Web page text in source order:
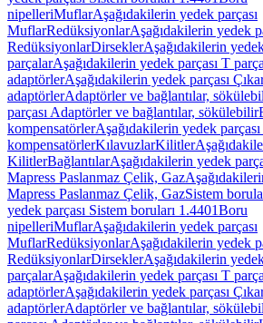
nipelleriMuflarAşağıdakilerin yedek parçası
MuflarRedüksiyonlarAşağıdakilerin yedek
RedüksiyonlarDirseklerAşağıdakilerin
parçalarAşağıdakilerin yedek parçası T
adaptörlerAşağıdakilerin yedek parçası
adaptörlerAdaptörler ve bağlantılar,
parçası Adaptörler ve bağlantılar, sökülebilir
kompensatörlerAşağıdakilerin yedek
kompensatörlerKılavuzlarKilitler
KilitlerBağlantılarAşağıdakilerin yedek
Mapress Paslanmaz Çelik, Gaz
Mapress Paslanmaz Çelik, GazSistem
yedek parçası Sistem boruları 1.4401Boru
nipelleriMuflarAşağıdakilerin yedek parçası
MuflarRedüksiyonlarAşağıdakilerin yedek
RedüksiyonlarDirseklerAşağıdakilerin
parçalarAşağıdakilerin yedek parçası T
adaptörlerAşağıdakilerin yedek parçası
adaptörlerAdaptörler ve bağlantılar,